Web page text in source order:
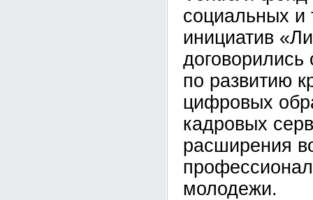
социальных и
инициатив
договорились
по развитию
цифровых
кадровых
расширения
молодежи.